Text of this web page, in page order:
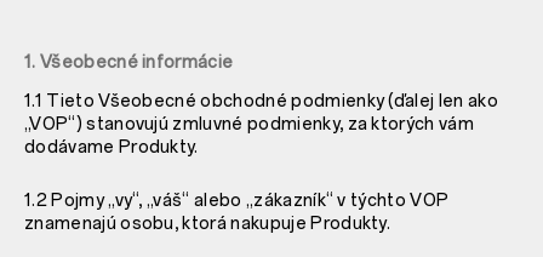
1. Všeobecné informácie
1.1 Tieto Všeobecné obchodné podmienky (ďalej len ako
„VOP“) stanovujú zmluvné podmienky, za ktorých vám
dodávame Produkty.
1.2 Pojmy „vy“, „váš“ alebo „zákazník“ v týchto VOP
znamenajú osobu, ktorá nakupuje Produkty.